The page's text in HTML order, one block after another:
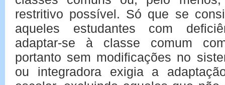
restritivo possível. Só que se
aqueles estudantes com
adaptar-se à classe comum
portanto sem modificações no
ou integradora exigia a